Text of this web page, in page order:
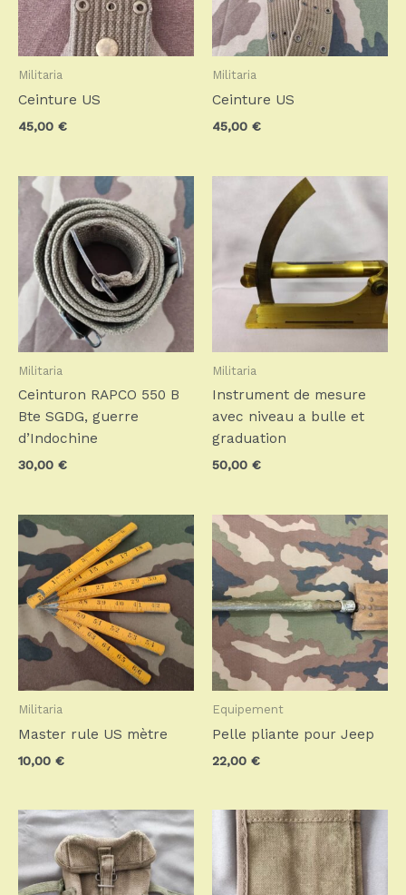
Militaria
Ceinture US
45,00 €
Militaria
Ceinture US
45,00 €
Militaria
Ceinturon RAPCO 550 B
Bte SGDG, guerre
d’Indochine
30,00 €
Militaria
Instrument de mesure
avec niveau a bulle et
graduation
50,00 €
Militaria
Master rule US mètre
10,00 €
Equipement
Pelle pliante pour Jeep
22,00 €